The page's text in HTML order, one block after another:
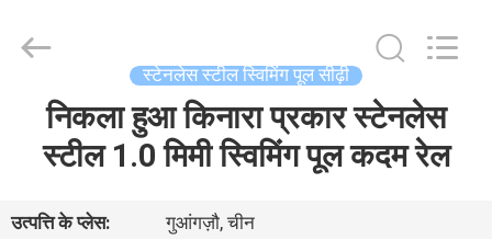
water
co,.ltd.
स्टेनलेस स्टील स्विमिंग पूल सीढ़ी
निकला हुआ किनारा प्रकार स्टेनलेस
स्टील 1.0 मिमी स्विमिंग पूल कदम रेल
उत्पत्ति के प्लेस:
गुआंगज़ौ, चीन